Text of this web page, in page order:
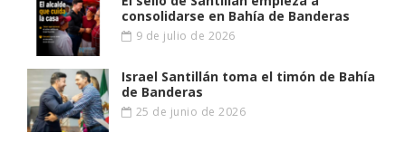
consolidarse en Bahía de Banderas
9 de julio de 2026
Israel Santillán toma el timón de Bahía
de Banderas
25 de junio de 2026